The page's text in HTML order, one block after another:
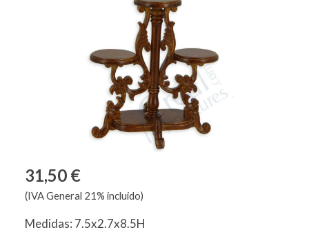
31,50 €
(IVA General 21% incluido)
Medidas: 7.5x2.7x8.5H